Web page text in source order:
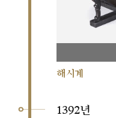
해시계
1392년